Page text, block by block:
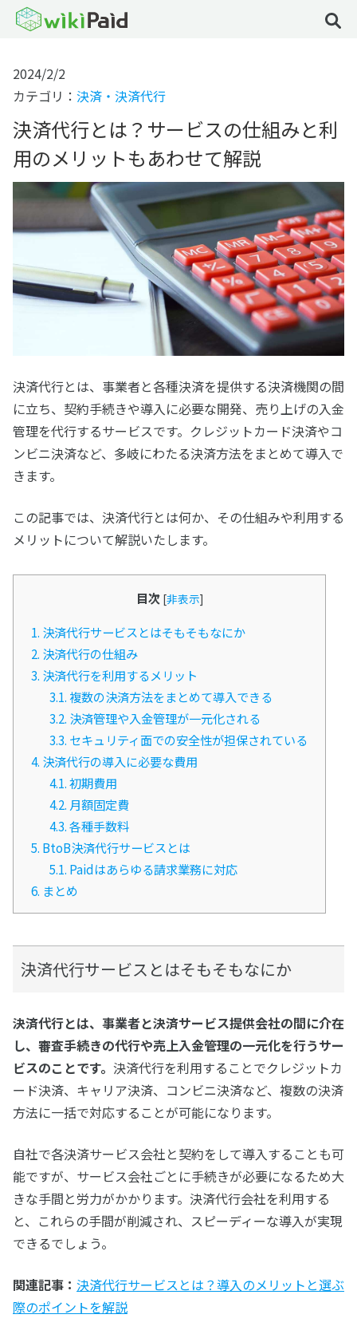
2024/2/2
カテゴリ： 決済・決済代行
決済代行とは？サービスの仕組みと利
用のメリットもあわせて解説
決済代行とは、事業者と各種決済を提供する決済機関の間
に立ち、契約手続きや導入に必要な開発、売り上げの入金
管理を代行するサービスです。クレジットカード決済やコ
ンビニ決済など、多岐にわたる決済方法をまとめて導入で
きます。
この記事では、決済代行とは何か、その仕組みや利用する
メリットについて解説いたします。
目次 [非表示]
1. 決済代行サービスとはそもそもなにか
2. 決済代行の仕組み
3. 決済代行を利用するメリット
3.1.複数の決済方法をまとめて導入できる
3.2. 決済管理や入金管理が一元化される
3.3. セキュリティ面での安全性が担保されている
4. 決済代行の導入に必要な費用
4.1.初期費用
4.2. 月額固定費
4.3.各種手数料
5. BtoB決済代行サービスとは
5.1. Paidはあらゆる請求業務に対応
6. まとめ
決済代行サービスとはそもそもなにか
決済代行とは、事業者と決済サービス提供会社の間に介在
し、審査手続きの代行や売上入金管理の一元化を行うサー
ビスのことです。 決済代行を利用することでクレジットカ
ード決済、キャリア決済、コンビニ決済など、複数の決済
方法に一括で対応することが可能になります。
自社で各決済サービス会社と契約をして導入することも可
能ですが、サービス会社ごとに手続きが必要になるため大
きな手間と労力がかかります。決済代行会社を利用する
と、これらの手間が削減され、スピーディーな導入が実現
できるでしょう。
関連記事： 決済代行サービスとは？導入のメリットと選ぶ
際のポイントを解説